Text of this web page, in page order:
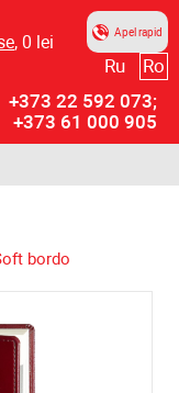
, 0 lei Apel rapid
Ru
Ro
+373 22 592 073;
+373 61 000 905
bordo